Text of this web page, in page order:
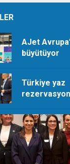
AJet
büyütüyor
Türkiye yaz